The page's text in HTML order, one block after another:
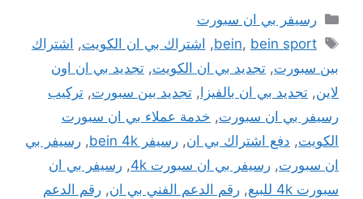
التصنيفات
رسيفر بي ان سبورت
الوسوم
bein, bein sport
, اشتراك بي ان الكويت, اشتراك
بين سبورت, تجديد بي ان الكويت, تجديد بي ان اون
لاين, تجديد بي ان بالفيزا , تجديد بين سبورت, تركيب
رسيفر بي ان سبورت, خدمة عملاء بي ان سبورت
الكويت, دفع اشتراك بي ان, رسيفر bein 4k , رسيفر بي
ان سبورت, رسيفر بي ان سبورت 4k , رسيفر بي ان
سبورت 4k للبيع
, رقم الدعم الفني بي ان, رقم الدعم